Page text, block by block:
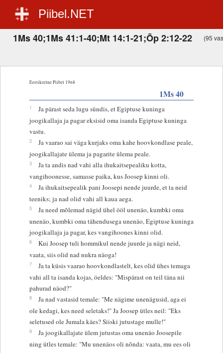
Piibel.NET
1Ms 40;1Ms 41:1-40;Mt 14:1-21;Õp 2:12-22 (95
Eestikeelne Piibel 1968
1Ms 40
1
Ja pärast seda lugu sündis, et Egiptuse kuninga
joogikallaja ja pagar eksisid oma isanda Egiptuse kuninga
vastu.
2
Ja vaarao sai väga kurjaks oma kahe hoovkondlase peale,
joogikallajate ülema ja pagarite ülema peale.
3
Ja ta andis nad vahi alla ihukaitsepealiku kotta,
vangihoonesse, samasse paika, kus Joosep kinni oli.
4
Ja ihukaitsepealik pani Joosepi nende juurde, et ta neid
teeniks; ja nad olid vahi all kaua aega.
5
Ja need mõlemad nägid ühel ööl unenäo, kumbki oma
unenäo, kumbki oma tähendusega unenäo, Egiptuse kuninga
joogikallaja ja pagar, kes vangihoones kinni olid.
6
Kui Joosep tuli hommikul nende juurde ja nägi neid,
vaata, siis olid nad nukra näoga!
7
Ja ta küsis vaarao hoovkondlastelt, kes olid ühes temaga
vahi all ta isanda kojas, öeldes: "Mispärast on teil täna nii
pahurad näod?"
8
Ja nad vastasid temale: "Me nägime unenägusid, aga ei
ole kedagi, kes need seletaks!" Ja Joosep ütles neil: "Eks
seletused ole Jumala käes? Siiski jutustage mulle!"
9
Ja joogikallajate ülem jutustas oma unenäo Joosepile
ning ütles temale: "Mu unenäos oli nõnda: vaata, mu ees oli